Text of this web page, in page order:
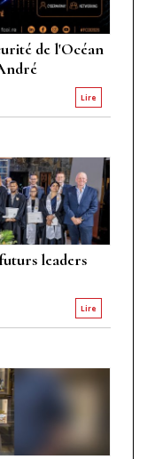
de l'Océan
Lire
leaders
Lire